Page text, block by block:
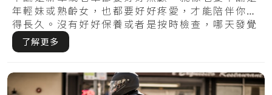
年輕妹或熟齡女，也都要好好疼愛，才能陪伴你走
得長久。沒有好好保養或者是按時檢查，哪天發覺
破損.....
了解更多